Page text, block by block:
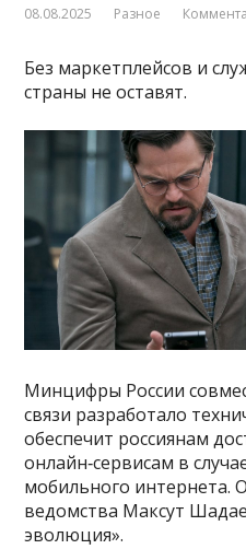
08.08.2025 Разное
Без маркетплейсов и
страны не оставят.
Минцифры России
связи разработало
обеспечит россиянам
онлайн‑сервисам в
мобильного интернета.
ведомства Максут
эволюция».